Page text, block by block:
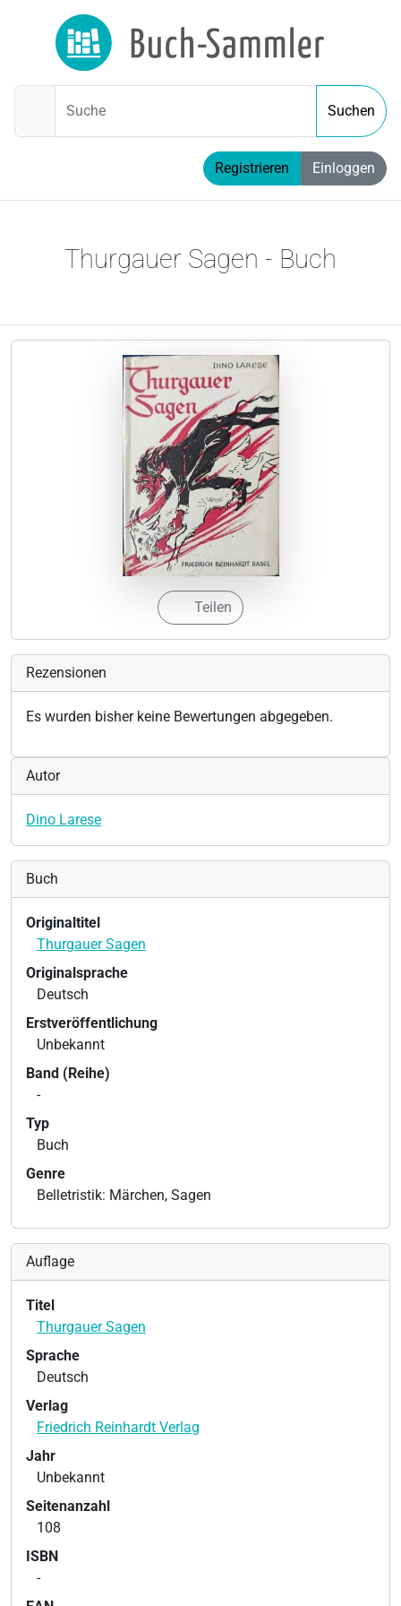
Suche Suchen
Registrieren Einloggen
Thurgauer Sagen - Buch
Teilen
Rezensionen
Es wurden bisher keine Bewertungen abgegeben.
Autor
Dino Larese
Buch
Originaltitel
Thurgauer Sagen
Originalsprache
Deutsch
Erstveröffentlichung
Unbekannt
Band (Reihe)
-
Typ
Buch
Genre
Belletristik: Märchen, Sagen
Auflage
Titel
Thurgauer Sagen
Sprache
Deutsch
Verlag
Friedrich Reinhardt Verlag
Jahr
Unbekannt
Seitenanzahl
108
ISBN
-